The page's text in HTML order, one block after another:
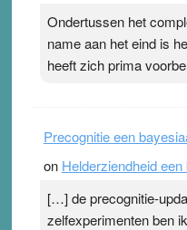
Pleisterplakkers in de
Ondertussen het
name aan het eind is
heeft zich prima
Precognitie een
on Helderziendheid
[…] de precognitie-
zelfexperimenten ben